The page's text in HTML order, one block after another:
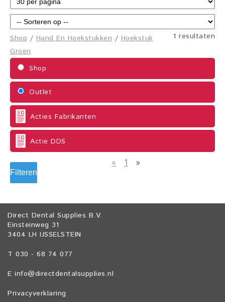
1 resultaten
Shop /Hand En Hoekstukken /Hoekstuk
Groen
Shop
Outlet
Acties Fabrikanten
Actie DDS
Filteren
« 1 »
Direct Dental Supplies B.V.
Einsteinweg 31
3404 LH IJSSELSTEIN
T 030 - 68 74 077
E info@directdentalsupplies.nl
Privacyverklaring